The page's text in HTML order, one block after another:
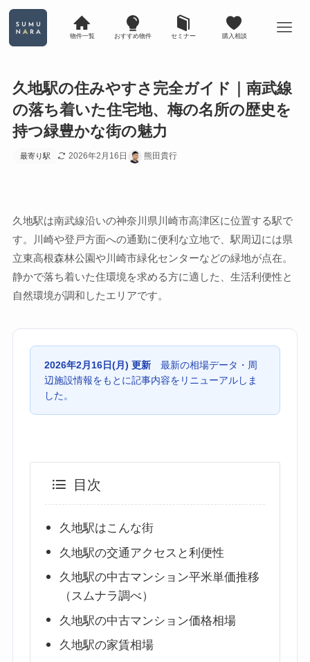
物件一覧 おすすめ物件 セミナー 購入相談
久地駅の住みやすさ完全ガイド｜南武線
の落ち着いた住宅地、梅の名所の歴史を
持つ緑豊かな街の魅力
最寄り駅 2026年2月16日 熊田貴行
久地駅は南武線沿いの神奈川県川崎市高津区に位置する駅で
す。川崎や登戸方面への通勤に便利な立地で、駅周辺には県
立東高根森林公園や川崎市緑化センターなどの緑地が点在。
静かで落ち着いた住環境を求める方に適した、生活利便性と
自然環境が調和したエリアです。
2026年2月16日(月) 更新最新の相場データ・周
辺施設情報をもとに記事内容をリニューアルしま
した。
目次
久地駅はこんな街
久地駅の交通アクセスと利便性
久地駅の中古マンション平米単価推移
（スムナラ調べ）
久地駅の中古マンション価格相場
久地駅の家賃相場